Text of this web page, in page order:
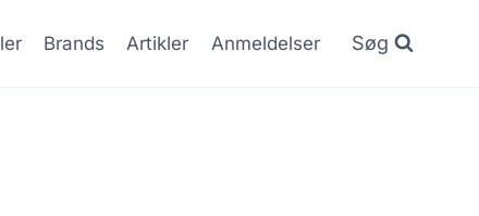
Brands Artikler Anmeldelser Søg